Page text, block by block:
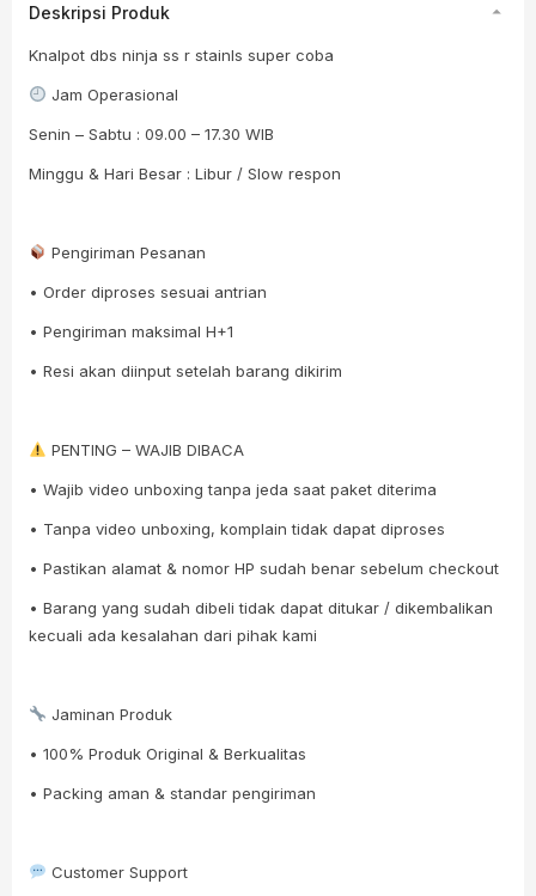
Deskripsi Produk
Knalpot dbs ninja ss r stainls super coba
Jam Operasional
Senin – Sabtu : 09.00 – 17.30 WIB
Minggu & Hari Besar : Libur / Slow respon
Pengiriman Pesanan
• Order diproses sesuai antrian
• Pengiriman maksimal H+1
• Resi akan diinput setelah barang dikirim
PENTING – WAJIB DIBACA
• Wajib video unboxing tanpa jeda saat paket diterima
• Tanpa video unboxing, komplain tidak dapat diproses
• Pastikan alamat & nomor HP sudah benar sebelum checkout
• Barang yang sudah dibeli tidak dapat ditukar / dikembalikan
kecuali ada kesalahan dari pihak kami
Jaminan Produk
• 100% Produk Original & Berkualitas
• Packing aman & standar pengiriman
Customer Support